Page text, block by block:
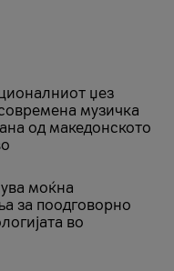
џез
музичка
од македонското
моќна
за поодговорно
во